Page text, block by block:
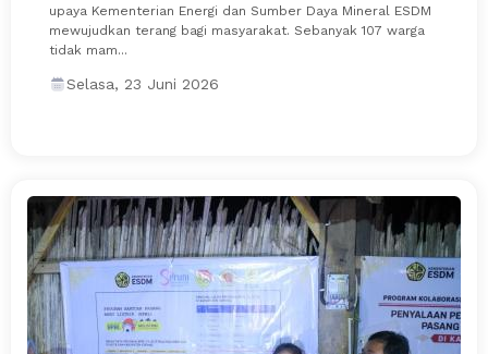
upaya Kementerian Energi dan Sumber Daya Mineral ESDM
mewujudkan terang bagi masyarakat. Sebanyak 107 warga
tidak mam...
Selasa, 23 Juni 2026